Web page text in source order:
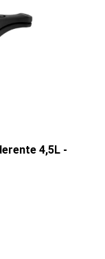
4,5L -